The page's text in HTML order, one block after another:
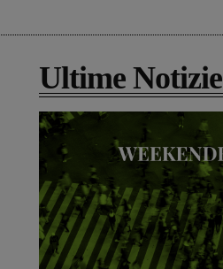
Ultime Notizie